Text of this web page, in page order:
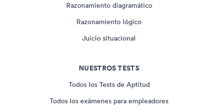
Razonamiento diagramático
Razonamiento lógico
Juicio situacional
NUESTROS TESTS
Todos los Tests de Aptitud
Todos los exámenes para empleadores